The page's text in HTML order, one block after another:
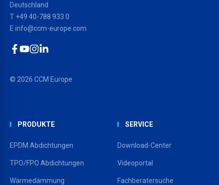
Deutschland
T +49 40-788 933 0
E info@ccm-europe.com
© 2026 CCM Europe
PRODUKTE
EPDM Abdichtungen
TPO/FPO Abdichtungen
Wärmedämmung
SERVICE
Download-Center
Videoportal
Fachberatersuche